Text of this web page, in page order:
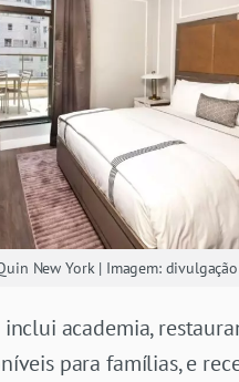
New York | Imagem: divulgação
academia,
para famílias, e